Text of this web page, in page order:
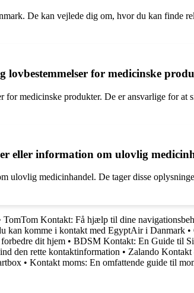
De kan vejlede dig om, hvor du kan finde
for medicinske
medicinske produkter. De er ansvarlige for at
eller information om ulovlig
ulovlig medicinhandel. De tager disse
TomTom Kontakt: Få hjælp til dine
kan komme i kontakt med EgyptAir i Danmark •
dit hjem • BDSM Kontakt: En Guide til
den rette kontaktinformation • Zalando
• Kontakt moms: En omfattende guide til